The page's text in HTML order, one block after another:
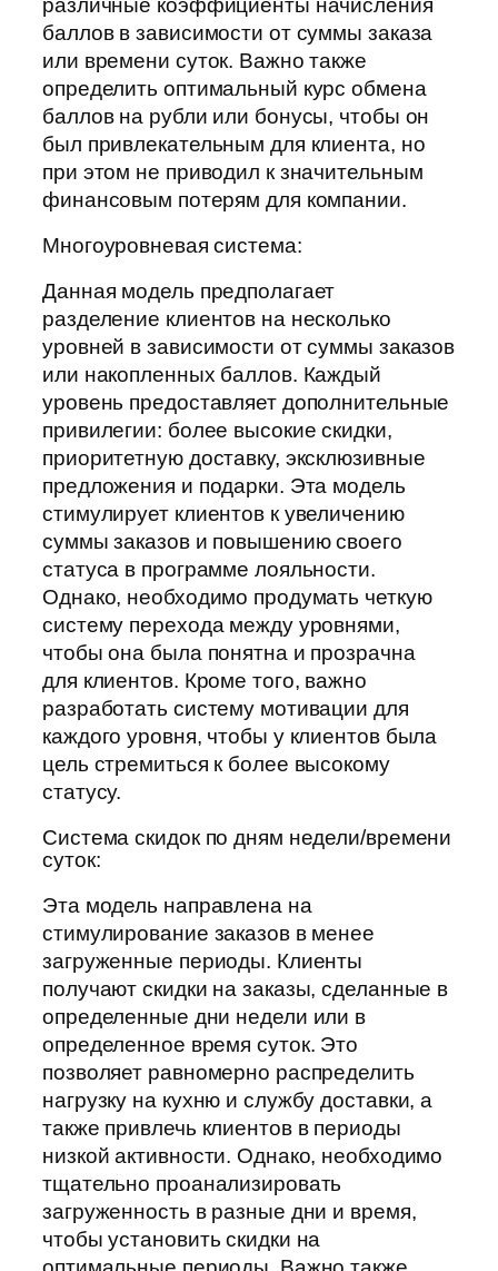
различные коэффициенты начисления
баллов в зависимости от суммы заказа
или времени суток. Важно также
определить оптимальный курс обмена
баллов на рубли или бонусы, чтобы он
был привлекательным для клиента, но
при этом не приводил к значительным
финансовым потерям для компании.
Многоуровневая система:
Данная модель предполагает
разделение клиентов на несколько
уровней в зависимости от суммы заказов
или накопленных баллов. Каждый
уровень предоставляет дополнительные
привилегии: более высокие скидки,
приоритетную доставку, эксклюзивные
предложения и подарки. Эта модель
стимулирует клиентов к увеличению
суммы заказов и повышению своего
статуса в программе лояльности.
Однако, необходимо продумать четкую
систему перехода между уровнями,
чтобы она была понятна и прозрачна
для клиентов. Кроме того, важно
разработать систему мотивации для
каждого уровня, чтобы у клиентов была
цель стремиться к более высокому
статусу.
Система скидок по дням недели/времени
суток:
Эта модель направлена на
стимулирование заказов в менее
загруженные периоды. Клиенты
получают скидки на заказы, сделанные в
определенные дни недели или в
определенное время суток. Это
позволяет равномерно распределить
нагрузку на кухню и службу доставки, а
также привлечь клиентов в периоды
низкой активности. Однако, необходимо
тщательно проанализировать
загруженность в разные дни и время,
чтобы установить скидки на